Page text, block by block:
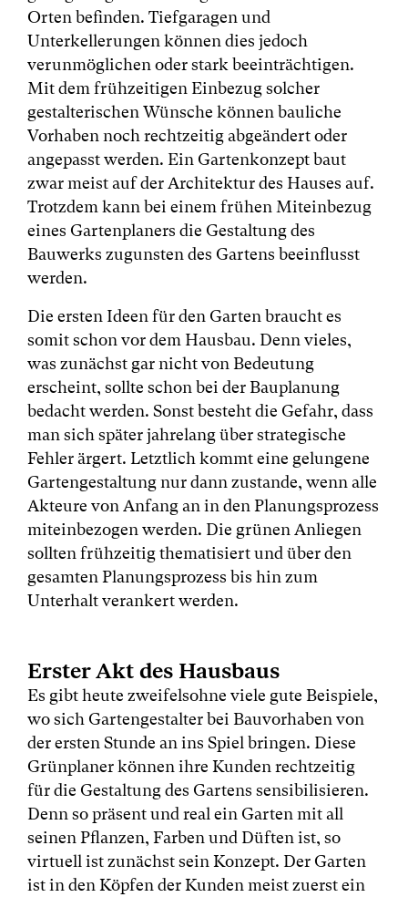
Orten befinden. Tiefgaragen und
Unterkellerungen können dies jedoch
verunmöglichen oder stark beeinträchtigen.
Mit dem frühzeitigen Einbezug solcher
gestalterischen Wünsche können bauliche
Vorhaben noch rechtzeitig abgeändert oder
angepasst werden. Ein Gartenkonzept baut
zwar meist auf der Architektur des Hauses auf.
Trotzdem kann bei einem frühen Miteinbezug
eines Gartenplaners die Gestaltung des
Bauwerks zugunsten des Gartens beeinflusst
werden.
Die ersten Ideen für den Garten braucht es
somit schon vor dem Hausbau. Denn vieles,
was zunächst gar nicht von Bedeutung
erscheint, sollte schon bei der Bauplanung
bedacht werden. Sonst besteht die Gefahr, dass
man sich später jahrelang über strategische
Fehler ärgert. Letztlich kommt eine gelungene
Gartengestaltung nur dann zustande, wenn alle
Akteure von Anfang an in den Planungsprozess
miteinbezogen werden. Die grünen Anliegen
sollten frühzeitig thematisiert und über den
gesamten Planungsprozess bis hin zum
Unterhalt verankert werden.
Erster Akt des Hausbaus
Es gibt heute zweifelsohne viele gute Beispiele,
wo sich Gartengestalter bei Bauvorhaben von
der ersten Stunde an ins Spiel bringen. Diese
Grünplaner können ihre Kunden rechtzeitig
für die Gestaltung des Gartens sensibilisieren.
Denn so präsent und real ein Garten mit all
seinen Pflanzen, Farben und Düften ist, so
virtuell ist zunächst sein Konzept. Der Garten
ist in den Köpfen der Kunden meist zuerst ein